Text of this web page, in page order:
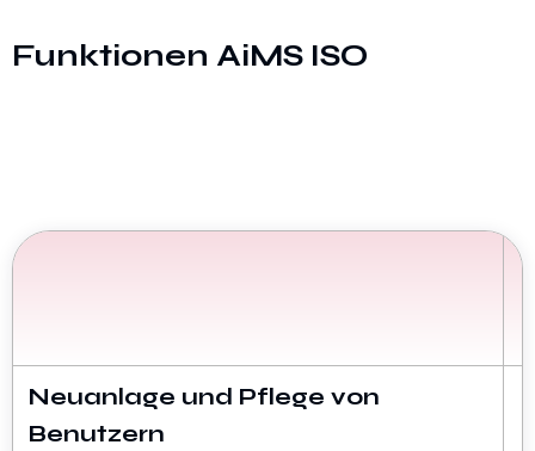
Funktionen AiMS ISO
Neuanlage und Pflege von
Benutzern